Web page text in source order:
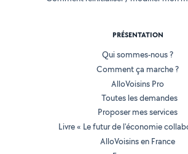
PRÉSENTATION
Qui sommes-nous ?
Comment ça marche ?
AlloVoisins Pro
Toutes les demandes
Proposer mes services
Livre « Le futur de l'économie
AlloVoisins en France